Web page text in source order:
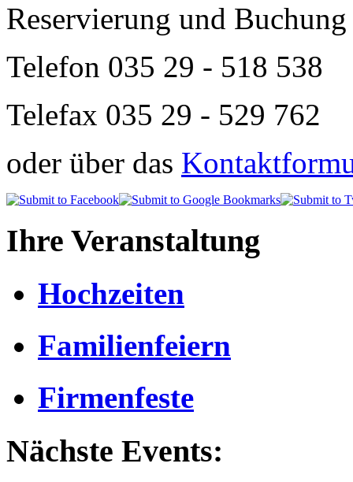
Reservierung und
Telefon 035 29 - 518 538
Telefax 035 29 - 529 762
oder über das
Ihre Veranstaltung
Hochzeiten
Familienfeiern
Firmenfeste
Nächste Events: